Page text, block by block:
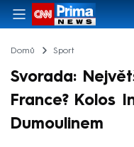
Domů Sport
Svorada:
France? Kolos
Dumoulinem